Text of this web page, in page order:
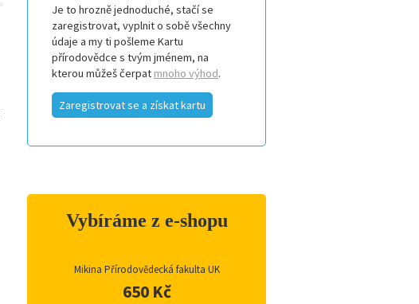
Je to hrozně jednoduché, stačí se
zaregistrovat, vyplnit o sobě všechny
údaje a my ti pošleme Kartu
přírodovědce s tvým jménem, na
kterou můžeš čerpat mnoho výhod.
Zaregistrovat se a získat kartu
Vybíráme z e-shopu
Mikina Přírodovědecká fakulta UK
650 Kč